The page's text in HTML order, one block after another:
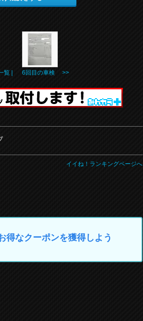
覧 | 6回目の車検 >>
イイね！ランキングページへ
なクーポンを獲得しよう